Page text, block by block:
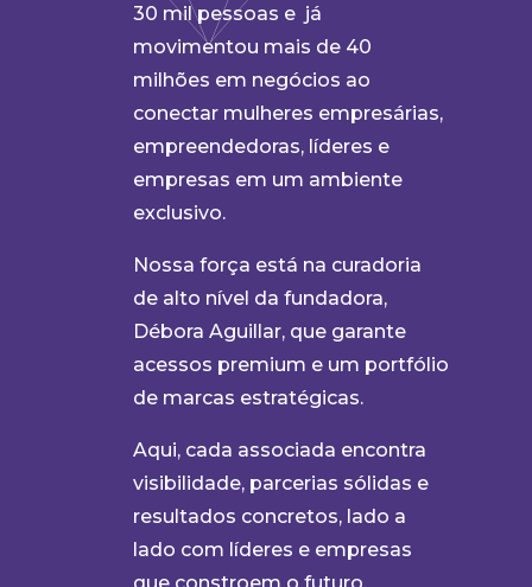
30 mil pessoas e já
movimentou mais de 40
milhões em negócios ao
conectar mulheres empresárias,
empreendedoras, líderes e
empresas em um ambiente
exclusivo.
Nossa força está na curadoria
de alto nível da fundadora,
Débora Aguillar, que garante
acessos premium e um portfólio
de marcas estratégicas.
Aqui, cada associada encontra
visibilidade, parcerias sólidas e
resultados concretos, lado a
lado com líderes e empresas
que constroem o futuro.